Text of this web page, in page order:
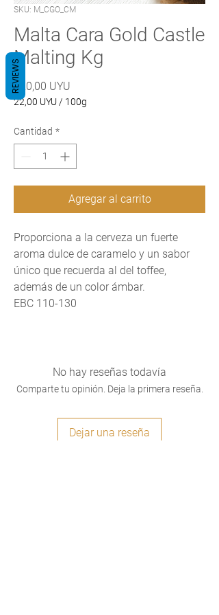
SKU: M_CGO_CM
Malta Cara Gold Castle
Malting Kg
220,00 UYU
22,00 UYU / 100g
por
Gramos
Cantidad *
Agregar al carrito
Proporciona a la cerveza un fuerte
aroma dulce de caramelo y un sabor
único que recuerda al del toffee,
además de un color ámbar.
EBC 110-130
No hay reseñas todavía
Comparte tu opinión. Deja la primera reseña.
Dejar una reseña
REVIEWS